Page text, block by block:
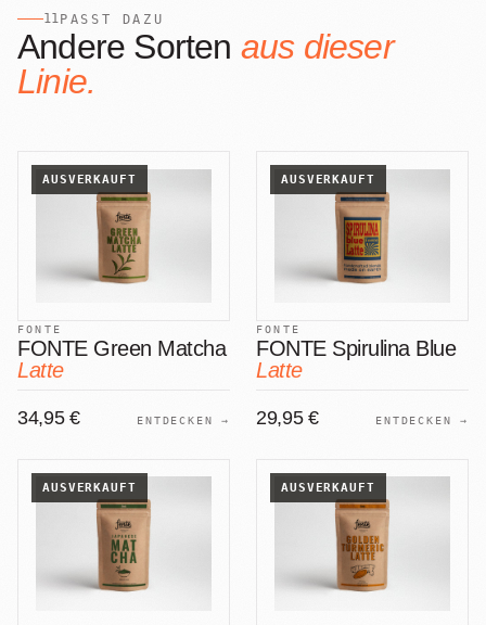
11PASST DAZU
Andere Sorten aus dieser
Linie.
AUSVERKAUFT
FONTE
FONTE Green Matcha
Latte
34,95 € ENTDECKEN →
AUSVERKAUFT
FONTE
FONTE Spirulina Blue
Latte
29,95 € ENTDECKEN →
AUSVERKAUFT AUSVERKAUFT